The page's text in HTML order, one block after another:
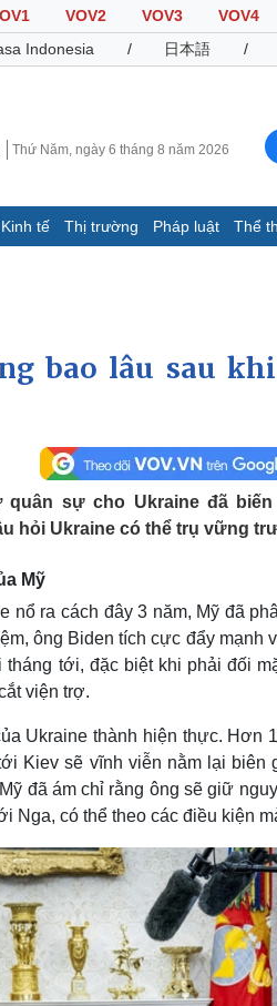
VOV2 VOV3 VOV4
Indonesia / 日本語 /
Thứ Năm, ngày 6 tháng 8 năm 2026
Kinh tế Thị trường Pháp luật Thể
Thể thao
Bóng đá
Lịch thi đấu bóng đá
Thế giới thể thao
Văn hóa
Sân khấu - Điện ảnh
Văn học
Âm nhạc
bao lâu sau
sự cho Ukraine đã
hỏi Ukraine có thể trụ vững
Mỹ
nổ ra cách đây 3 năm, Mỹ đã
ông Biden tích cực đẩy mạnh
tới, đặc biệt khi phải đối
viện trợ.
Ukraine thành hiện thực.
Kiev sẽ vĩnh viễn nằm lại
đã ám chỉ rằng ông sẽ giữ
Nga, có thể theo các điều kiện